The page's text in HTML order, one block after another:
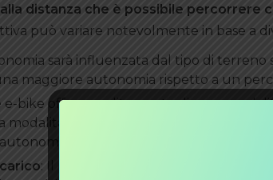
distanza che è possibile percorrere
può variare notevolmente in base a
sarà influenzata dal tipo di
maggiore autonomia rispetto a un
e-bike offrono solitamente diverse
modalità di assistenza più elevata
: Il peso del ciclista e del carico